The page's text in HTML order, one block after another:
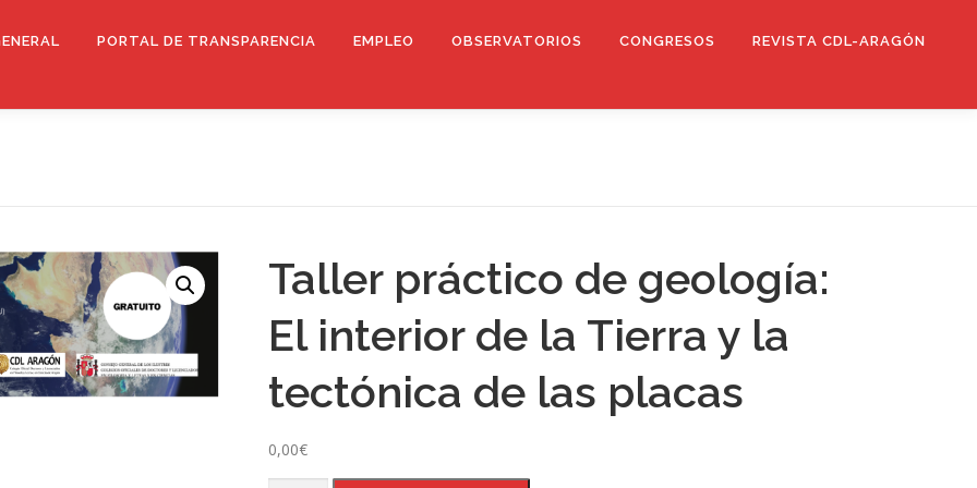
PORTAL DE TRANSPARENCIA EMPLEO OBSERVATORIOS CONGRESOS REVISTA CDL-ARAGÓN
Taller práctico de geología:
El interior de la Tierra y la
tectónica de las placas
0,00€